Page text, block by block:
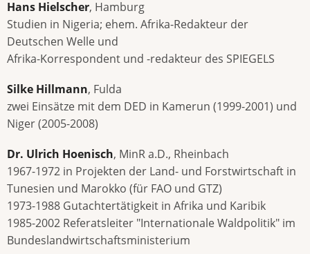
Hans Hielscher, Hamburg
Studien in Nigeria; ehem. Afrika-Redakteur der
Deutschen Welle und
Afrika-Korrespondent und -redakteur des SPIEGELS
Silke Hillmann, Fulda
zwei Einsätze mit dem DED in Kamerun (1999-2001) und
Niger (2005-2008)
Dr. Ulrich Hoenisch, MinR a.D., Rheinbach
1967-1972 in Projekten der Land- und Forstwirtschaft in
Tunesien und Marokko (für FAO und GTZ)
1973-1988 Gutachtertätigkeit in Afrika und Karibik
1985-2002 Referatsleiter "Internationale Waldpolitik" im
Bundeslandwirtschaftsministerium